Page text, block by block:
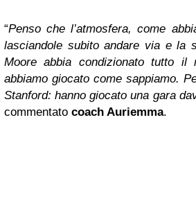
“Penso che l’atmosfera, come
lasciandole subito andare via e la
Moore abbia condizionato tutto il
abbiamo giocato come sappiamo.
Stanford: hanno giocato una gara
commentato coach Auriemma.